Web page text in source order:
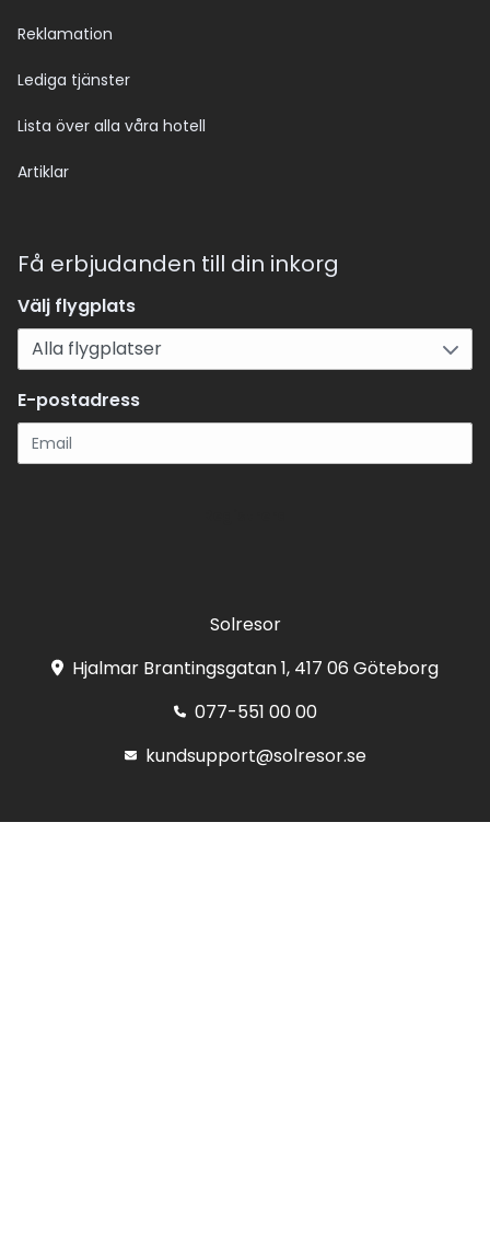
Reklamation
Lediga tjänster
Lista över alla våra hotell
Artiklar
Få erbjudanden till din inkorg
Välj flygplats
E-postadress
Solresor
Hjalmar Brantingsgatan 1, 417 06 Göteborg
077-551 00 00
kundsupport@solresor.se